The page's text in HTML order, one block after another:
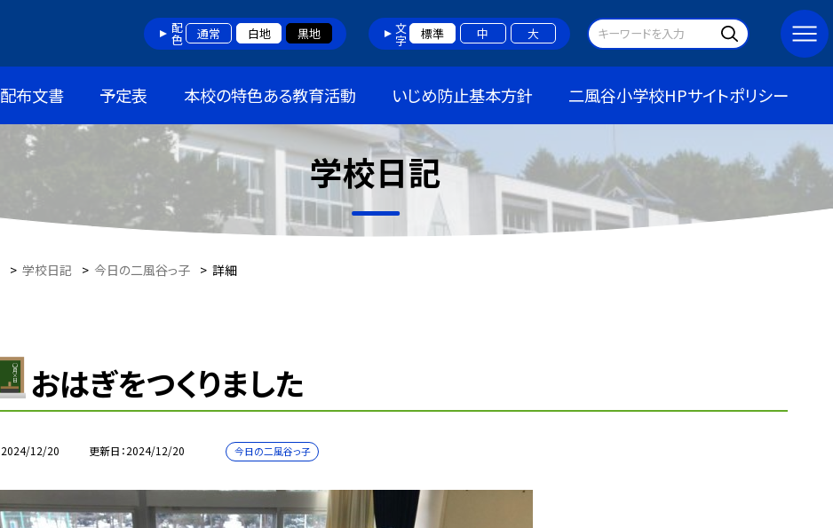
配色 通常 白地 黒地 文字 標準 中 大
配布文書 予定表 本校の特色ある教育活動 いじめ防止基本方針 二風谷小学校HPサイトポリシー
学校日記
> 学校日記 > 今日の二風谷っ子 > 詳細
おはぎをつくりました
2024/12/20 更新日 2024/12/20 今日の二風谷っ子